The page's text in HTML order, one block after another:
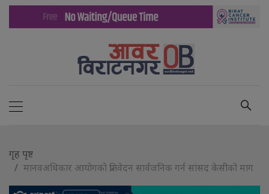
गृह पृष्ट
मानवअधिकार आयोगको प्रतिवेदन सार्वजनिक गर्न सांसद केसीको माग